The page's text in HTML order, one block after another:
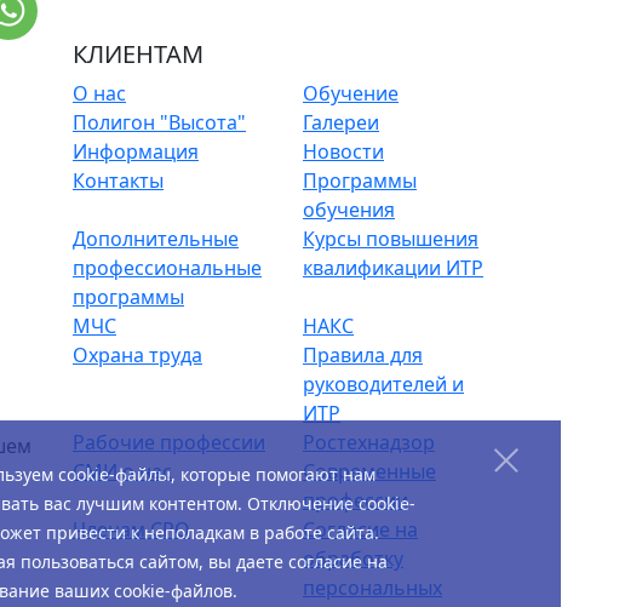
КЛИЕНТАМ
О нас
Обучение
Полигон "Высота"
Галереи
Информация
Новости
Контакты
Программы
обучения
Дополнительные
профессиональные
программы
Курсы повышения
квалификации ИТР
МЧС
НАКС
Охрана труда
Правила для
руководителей и
ИТР
Рабочие профессии
Ростехнадзор
СМИ о нас
Современные
профессии
Членам СРО
Согласие на
обработку
персональных
cookie-файлы, которые помогают нам
вас лучшим контентом. Отключение cookie-
привести к неполадкам в работе сайта.
пользоваться сайтом, вы даете согласие на
ваших cookie-файлов.